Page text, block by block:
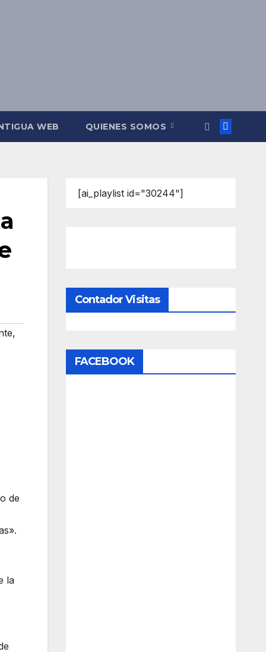
WEB QUIENES SOMOS
,
de
la
[ai_playlist id="30244"]
Contador Visitas
FACEBOOK